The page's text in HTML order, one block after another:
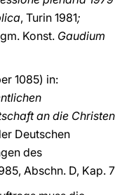
, Turin 1981;
Konst. Gaudium
1085) in:
an die Christen
Deutschen
des
Abschn. D, Kap. 7